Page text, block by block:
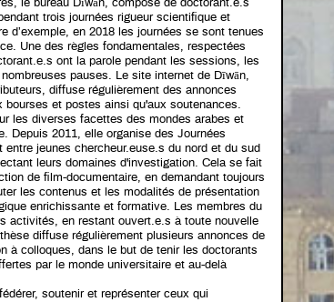
le bureau Dīwān, composé de doctorant.e.s
trois journées rigueur scientifique et
d’exemple, en 2018 les journées se sont tenues
Une des règles fondamentales, respectées
ont la parole pendant les sessions, les
pauses. Le site internet de Dīwān,
diffuse régulièrement des annonces
et postes ainsi qu'aux soutenances.
les diverses facettes des mondes arabes et
Depuis 2011, elle organise des Journées
jeunes chercheur.euse.s du nord et du sud
leurs domaines d'investigation. Cela se fait
de film-documentaire, en demandant toujours
les contenus et les modalités de présentation
enrichissante et formative. Les membres du
activités, en restant ouvert.e.s à toute nouvelle
diffuse régulièrement plusieurs annonces de
à colloques, dans le but de tenir les doctorants
par le monde universitaire et au-delà
soutenir et représenter ceux qui